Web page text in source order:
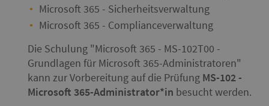
Microsoft 365 - Sicherheitsverwaltung
Microsoft 365 - Complianceverwaltung
Die Schulung Microsoft 365 - MS-102T00 -
Grundlagen für Microsoft 365-Administratoren
kann zur Vorbereitung auf die Prüfung MS-102 -
Microsoft 365-Administrator*in besucht werden.